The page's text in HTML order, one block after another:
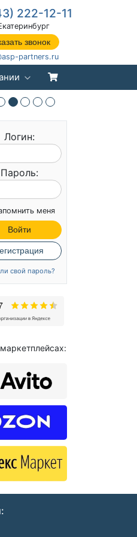
222-12-11
звонок
partners.ru
Логин:
Пароль:
меня
Войти
свой пароль?